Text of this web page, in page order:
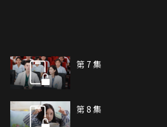
第 7 集
第 8 集